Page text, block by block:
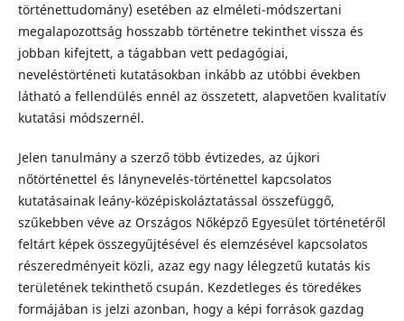
történettudomány) esetében az elméleti-módszertani
megalapozottság hosszabb történetre tekinthet vissza és
jobban kifejtett, a tágabban vett pedagógiai,
neveléstörténeti kutatásokban inkább az utóbbi években
látható a fellendülés ennél az összetett, alapvetően kvalitatív
kutatási módszernél.
Jelen tanulmány a szerző több évtizedes, az újkori
nőtörténettel és lánynevelés-történettel kapcsolatos
kutatásainak leány-középiskoláztatással összefüggő,
szűkebben véve az Országos Nőképző Egyesület történetéről
feltárt képek összegyűjtésével és elemzésével kapcsolatos
részeredményeit közli, azaz egy nagy lélegzetű kutatás kis
területének tekinthető csupán. Kezdetleges és töredékes
formájában is jelzi azonban, hogy a képi források gazdag